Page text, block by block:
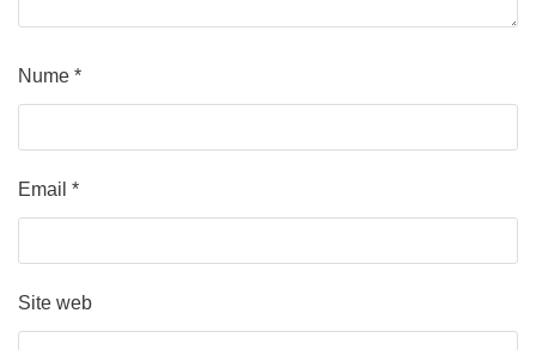
Nume *
Email *
Site web